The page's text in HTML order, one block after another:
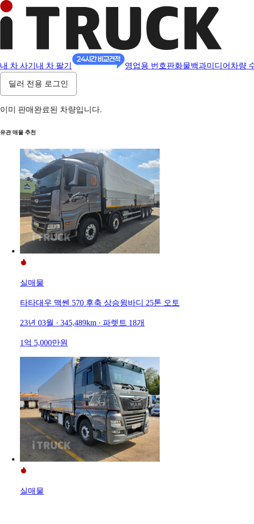
내 차 사기 내 차 팔기 영업용 번호판화물백과미디어 차량
딜러 전용 로그인
이미 판매완료된 차량입니다.
유관 매물 추천
실매물
타타대우 맥쎈 570 후축 상승윙바디 25톤 오토
23년 03월 · 345,489km · 파렛트 18개
1억 5,000만원
실매물